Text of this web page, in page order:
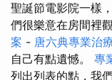
聖誕節電影院一樣
們很樂意在房間裡
案 - 唐六典專業治
自己有點遺憾。 專
列出列表的點，我